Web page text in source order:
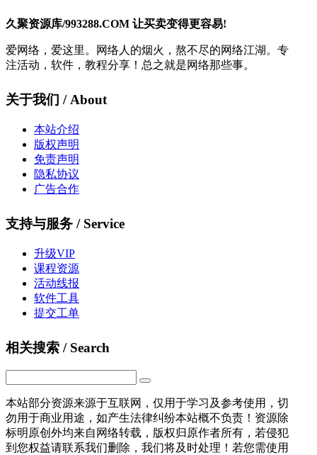
久聚资源库/993288.COM 让买卖变得更容易!
爱网络，爱这里。网络人的烟火，熬不尽的网络江湖。专
注活动，软件，教程分享！总之就是网络那些事。
关于我们 / About
本站介绍
版权声明
免责声明
隐私协议
广告合作
支持与服务 / Service
升级VIP
课程资源
活动线报
软件工具
提交工单
相关搜索 / Search
本站部分资源来源于互联网，仅用于学习及参考使用，切
勿用于商业用途，如产生法律纠纷本站概不负责！资源除
标明原创外均来自网络转载，版权归原作者所有，若侵犯
到您权益请联系我们删除，我们将及时处理！若您需使用